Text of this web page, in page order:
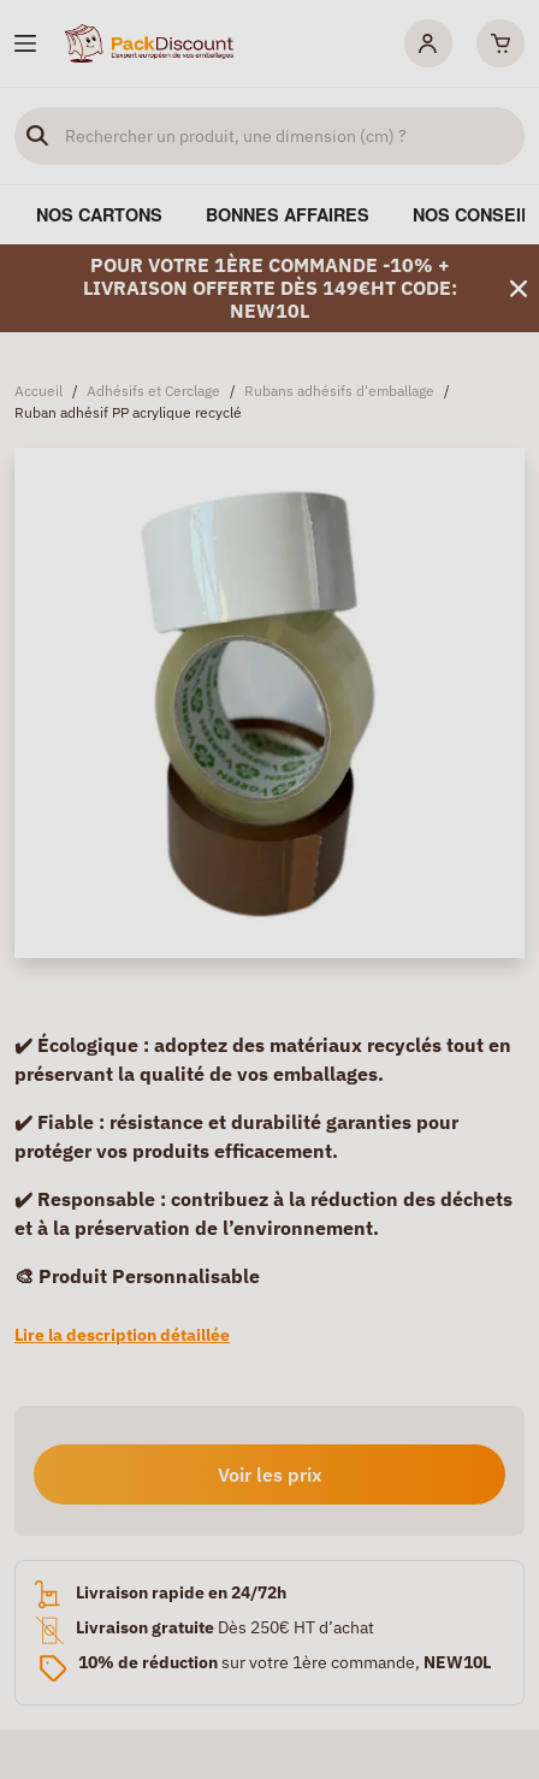
NOS CARTONS BONNES AFFAIRES NOS
POUR VOTRE 1ÈRE COMMANDE -10% +
LIVRAISON OFFERTE DÈS 149€HT CODE:
NEW10L
Accueil / Adhésifs et Cerclage / Rubans adhésifs d'emballage /
Ruban adhésif PP acrylique recyclé
✔️ Écologique : adoptez des matériaux recyclés tout en
préservant la qualité de vos emballages.
✔️ Fiable : résistance et durabilité garanties pour
protéger vos produits efficacement.
✔️ Responsable : contribuez à la réduction des déchets
et à la préservation de l’environnement.
🎨 Produit Personnalisable
Lire la description détaillée
Voir les prix
Livraison rapide en 24/72h
Livraison gratuite Dès 250€ HT d’achat
10% de réductionsur votre 1ère commande, NEW10L